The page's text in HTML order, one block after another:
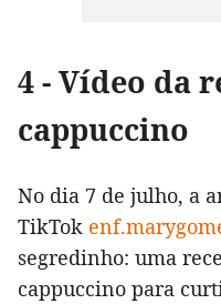
4 - Vídeo da
cappuccino
No dia 7 de julho, a
TikTok
segredinho: uma
cappuccino para